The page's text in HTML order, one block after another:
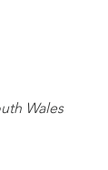
Wales